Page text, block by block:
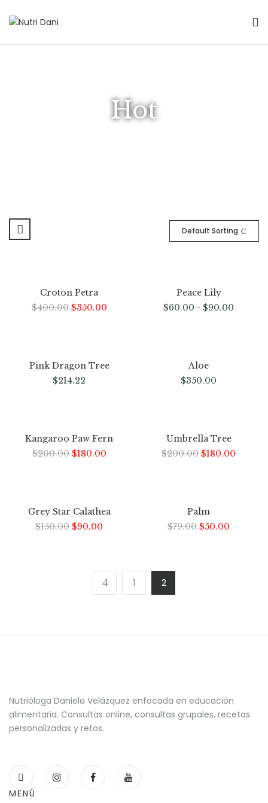
Hot
Default Sorting
Croton Petra
$400.00 $350.00
Peace Lily
$60.00 - $90.00
Pink Dragon Tree
$214.22
Aloe
$350.00
Kangaroo Paw Fern
$200.00 $180.00
Umbrella Tree
$200.00 $180.00
Stock
Grey Star Calathea
$150.00 $90.00
Palm
$79.00 $50.00
1 2
Nutrióloga Daniela Velázquez enfocada en educación
alimentaria. Consultas online, consultas grupales, recetas
personalizadas y retos.
MENÚ